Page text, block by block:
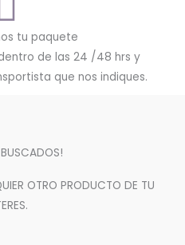
tu paquete
de las 24 /48 hrs y
que nos indiques.
OTRO PRODUCTO DE TU